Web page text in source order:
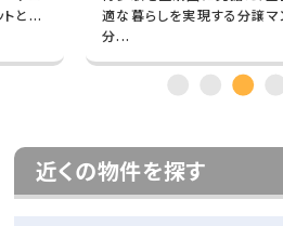
トと...
適な暮らしを実現する分譲マ
分...
近くの物件を探す